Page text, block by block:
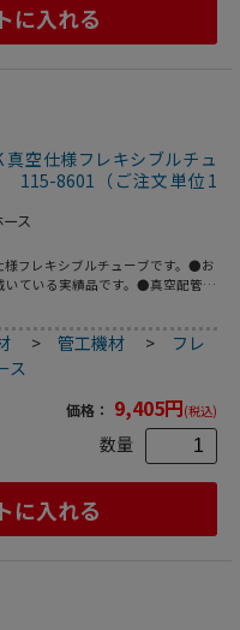
に入れる
真空仕様フレキシブルチュ
115-8601（ご注文単位1
ス
フレキシブルチューブです。●お
いている実績品です。●真空配管
ランジサイズ：NW16●適合流
度範囲：-196～150℃(シール材の
リーク試験：1.33×10[[の-10
フレキ部：ステンレス
ステンレス(SUS316L)
>管工機材 > フレ
ス
価格： 9,405円(税込)
数量
に入れる